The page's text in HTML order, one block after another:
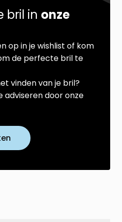
bril in onze
op in je wishlist of kom
de perfecte bril te
vinden van je bril?
adviseren door onze